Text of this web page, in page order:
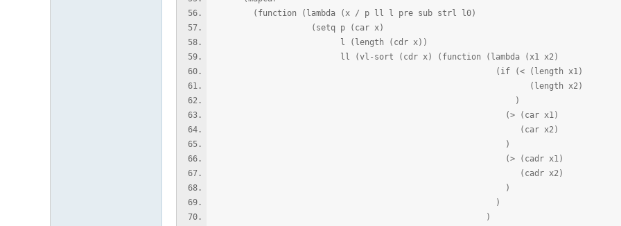
(function (lambda (x / p ll l pre sub strl l0)
(setq p (car x)
l (length (cdr x))
ll (vl-sort (cdr x) (function (lambda (x1 x2)
(if (< (length x1)
(length x2)
)
(> (car x1)
(car x2)
)
(> (cadr x1)
(cadr x2)
)
)
)